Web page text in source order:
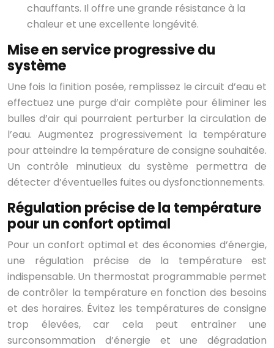
chauffants. Il offre une grande résistance à la
chaleur et une excellente longévité.
Mise en service progressive du
système
Une fois la finition posée, remplissez le circuit d’eau et
effectuez une purge d’air complète pour éliminer les
bulles d’air qui pourraient perturber la circulation de
l’eau. Augmentez progressivement la température
pour atteindre la température de consigne souhaitée.
Un contrôle minutieux du système permettra de
détecter d’éventuelles fuites ou dysfonctionnements.
Régulation précise de la température
pour un confort optimal
Pour un confort optimal et des économies d’énergie,
une régulation précise de la température est
indispensable. Un thermostat programmable permet
de contrôler la température en fonction des besoins
et des horaires. Évitez les températures de consigne
trop élevées, car cela peut entraîner une
surconsommation d’énergie et une dégradation